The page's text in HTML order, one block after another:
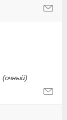
(очный)